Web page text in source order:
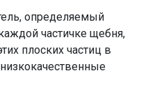
определяемый
частичке щебня,
плоских частиц в